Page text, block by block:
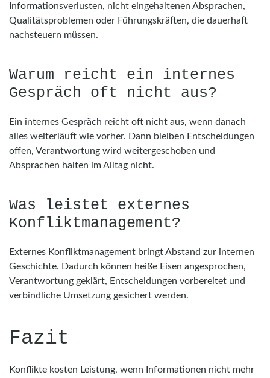
Informationsverlusten, nicht eingehaltenen Absprachen,
Qualitätsproblemen oder Führungskräften, die dauerhaft
nachsteuern müssen.
Warum reicht ein internes
Gespräch oft nicht aus?
Ein internes Gespräch reicht oft nicht aus, wenn danach
alles weiterläuft wie vorher. Dann bleiben Entscheidungen
offen, Verantwortung wird weitergeschoben und
Absprachen halten im Alltag nicht.
Was leistet externes
Konfliktmanagement?
Externes Konfliktmanagement bringt Abstand zur internen
Geschichte. Dadurch können heiße Eisen angesprochen,
Verantwortung geklärt, Entscheidungen vorbereitet und
verbindliche Umsetzung gesichert werden.
Fazit
Konflikte kosten Leistung, wenn Informationen nicht mehr